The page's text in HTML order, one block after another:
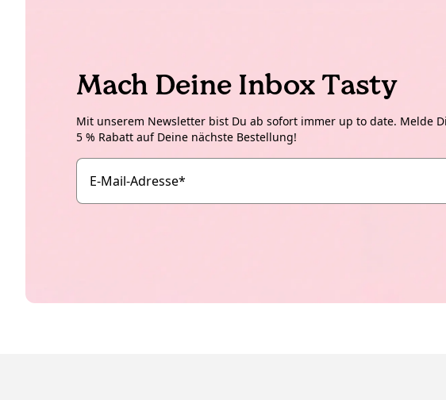
Mach Deine Inbox Tasty
Mit unserem Newsletter bist Du ab sofort immer up to date. Melde
5 % Rabatt auf Deine nächste Bestellung!
E-Mail-Adresse*